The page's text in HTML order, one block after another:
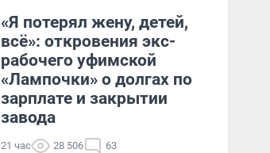
«Я потерял жену, детей,
всё»: откровения экс-
рабочего уфимской
«Лампочки» о долгах по
зарплате и закрытии
завода
21 час 28 506 63